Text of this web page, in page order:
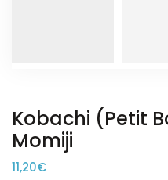
Kobachi (petit
Momiji
11,20€